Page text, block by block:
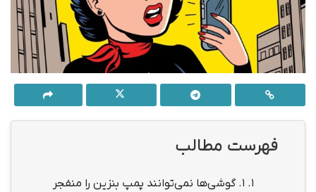
فهرست مطالب
1.
۱. گوشی‌ها نمی‌توانند پمپ‌ بنزین را منفجر